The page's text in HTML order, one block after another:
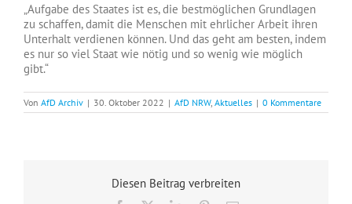
„Aufgabe des Staates ist es, die bestmöglichen Grundlagen
zu schaffen, damit die Menschen mit ehrlicher Arbeit ihren
Unterhalt verdienen können. Und das geht am besten, indem
es nur so viel Staat wie nötig und so wenig wie möglich
gibt.“
Von AfD Archiv | 30. Oktober 2022 | AfD NRW, Aktuelles | 0 Kommentare
Diesen Beitrag verbreiten